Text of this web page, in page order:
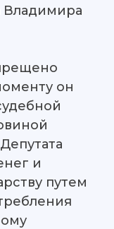
Владимира
он
и
путем